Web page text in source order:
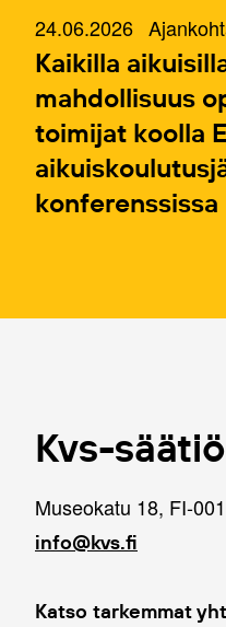
24.06.2026
Kaikilla
mahdollisuus
toimijat koolla
konferenssissa
Kvs-säätiö
Museokatu 18, FI-
info@kvs.fi
Katso tarkemmat